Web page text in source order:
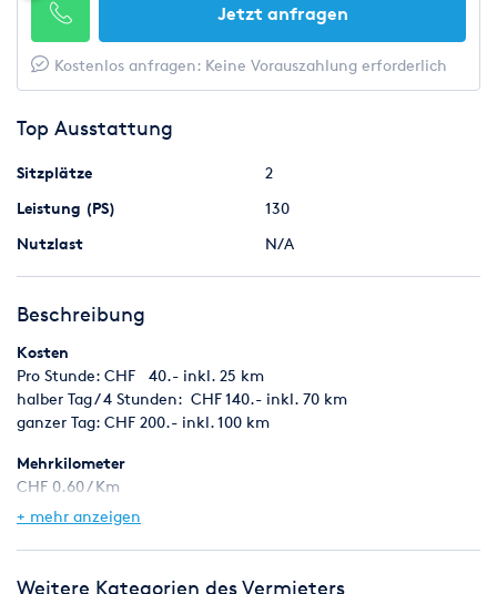
Jetzt anfragen
Kostenlos anfragen: Keine Vorauszahlung erforderlich
Top Ausstattung
Sitzplätze
2
Leistung (PS)
130
Nutzlast
N/A
Beschreibung
Kosten
Pro Stunde: CHF 40.- inkl. 25 km
halber Tag / 4 Stunden: CHF 140.- inkl. 70 km
ganzer Tag: CHF 200.- inkl. 100 km
Mehrkilometer
CHF 0.60 / Km
Versicherung
Vollkasko Versicherung inkl. (CHF 1500.- Selbstbehalt)
+ mehr anzeigen
Weitere Kategorien des Vermieters